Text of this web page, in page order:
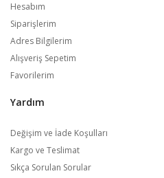
Hesabım
Siparişlerim
Adres Bilgilerim
Alışveriş Sepetim
Favorilerim
Yardım
Değişim ve İade Koşulları
Kargo ve Teslimat
Sıkça Sorulan Sorular